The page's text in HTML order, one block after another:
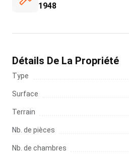
1948
Détails De La Propriété
Type
Surface
Terrain
Nb. de pièces
Nb. de chambres